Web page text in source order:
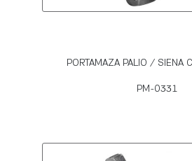
PORTAMAZA PALIO / SIENA
PM-0331